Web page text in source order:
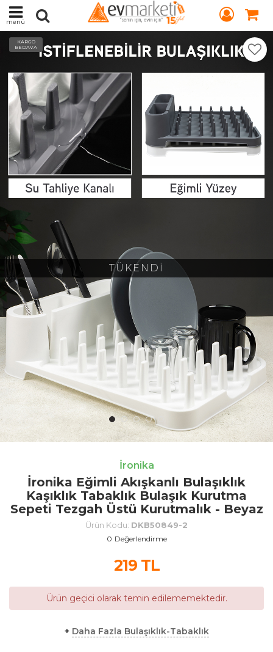
menü
TÜKENDİ
KARGO
BEDAVA
İronika
İronika Eğimli Akışkanlı Bulaşıklık
Kaşıklık Tabaklık Bulaşık Kurutma
Sepeti Tezgah Üstü Kurutmalık - Beyaz
Ürün Kodu: DKB50849-2
0 Değerlendirme
219TL
Ürün geçici olarak temin edilememektedir.
+ Daha Fazla Bulaşıklık-Tabaklık